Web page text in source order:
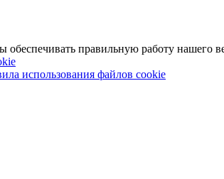
правильную работу нашего
использования файлов cookie